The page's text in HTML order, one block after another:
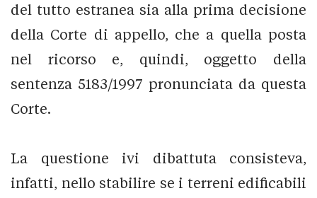
del tutto estranea sia alla prima decisione
della Corte di appello, che a quella posta
nel ricorso e, quindi, oggetto della
sentenza 5183/1997 pronunciata da questa
Corte.
La questione ivi dibattuta consisteva,
infatti, nello stabilire se i terreni edificabili